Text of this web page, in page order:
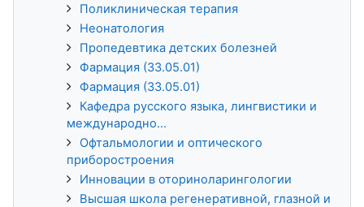
Поликлиническая терапия
Неонатология
Пропедевтика детских болезней
Фармация (33.05.01)
Фармация (33.05.01)
Кафедра русского языка, лингвистики и
международно...
Офтальмологии и оптического
приборостроения
Инновации в оториноларингологии
Высшая школа регенеративной, глазной и